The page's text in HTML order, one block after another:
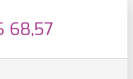
68,57